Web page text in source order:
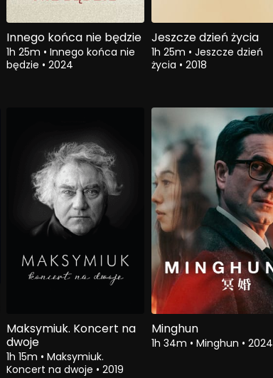
Innego końca nie będzie
1h 25m • Innego końca nie
będzie • 2024
Jeszcze dzień życia
1h 25m • Jeszcze dzień
życia • 2018
Maksymiuk. Koncert na
dwoje
1h 15m • Maksymiuk.
Koncert na dwoje • 2019
Minghun
1h 34m • Minghun • 2024